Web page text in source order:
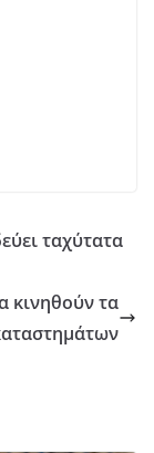
ταχύτατα
κινηθούν τα